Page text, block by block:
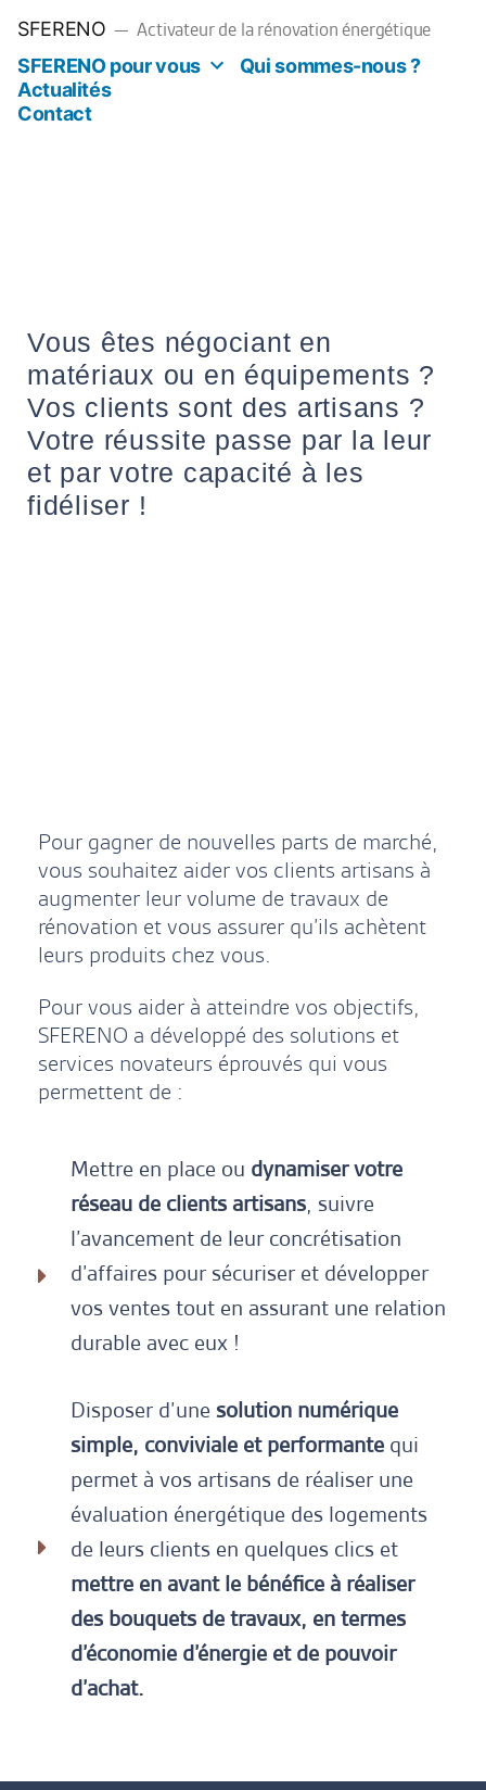
SFERENO Activateur de la rénovation énergétique
SFERENO pour vous
Qui sommes-nous ?
Actualités
Contact
Vous êtes négociant en
matériaux ou en équipements ?
Vos clients sont des artisans ?
Votre réussite passe par la leur
et par votre capacité à les
fidéliser !
Pour gagner de nouvelles parts de marché,
vous souhaitez aider vos clients artisans à
augmenter leur volume de travaux de
rénovation et vous assurer qu’ils achètent
leurs produits chez vous.
Pour vous aider à atteindre vos objectifs,
SFERENO a développé des solutions et
services novateurs éprouvés qui vous
permettent de :
Mettre en place ou dynamiser votre
réseau de clients artisans , suivre
l’avancement de leur concrétisation
d’affaires pour sécuriser et développer
vos ventes tout en assurant une relation
durable avec eux !
Disposer d’une solution numérique
simple, conviviale et performante qui
permet à vos artisans de réaliser une
évaluation énergétique des logements
de leurs clients en quelques clics et
mettre en avant le bénéfice à réaliser
des bouquets de travaux, en termes
d’économie d’énergie et de pouvoir
d’achat.